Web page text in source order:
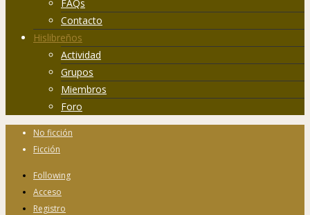
FAQs
Contacto
Hislibreños
Actividad
Grupos
Miembros
Foro
No ficción
Ficción
Following
Acceso
Registro